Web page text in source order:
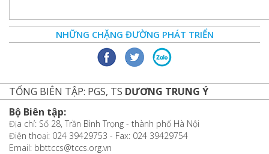
NHỮNG CHẶNG ĐƯỜNG PHÁT TRIỂN
TỔNG BIÊN TẬP: PGS, TS DƯƠNG TRUNG Ý
Bộ Biên tập:
Địa chỉ: Số 28, Trần Bình Trọng - thành phố Hà Nội
Điện thoại: 024 39429753 - Fax: 024 39429754
Email: bbttccs@tccs.org.vn